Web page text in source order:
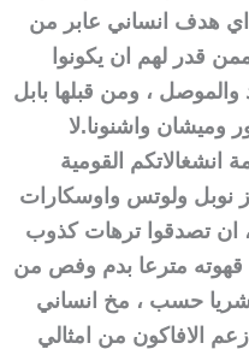
اي هدف انساني عابر من
قدر لهم ان يكونوا
والموصل ، ومن قبلها بابل
واشنونا.لا
القومية
نوبل ولوتس واوسكارات
، ان تصدقوا ترهات كذوب
قهوته مترعا بدم وفص من
حسب ، مخ انساني
الافاكون من امثالي